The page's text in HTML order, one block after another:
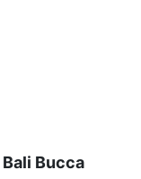
Bali Bucca